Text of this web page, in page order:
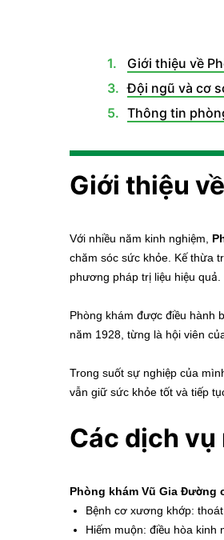
Giới thiệu về
Đội ngũ và cơ
Thông tin
Giới thiệu
Với nhiều năm kinh nghiệm,
chăm sóc sức khỏe. Kế thừa
phương pháp trị liệu hiệu quả.
Phòng khám được điều hành
năm 1928, từng là hội viên
Trong suốt sự nghiệp của
vẫn giữ sức khỏe tốt và tiếp
Các dịch vụ
Phòng khám Vũ Gia Đường
Bệnh cơ xương khớp:
Hiếm muộn: điều hòa kinh